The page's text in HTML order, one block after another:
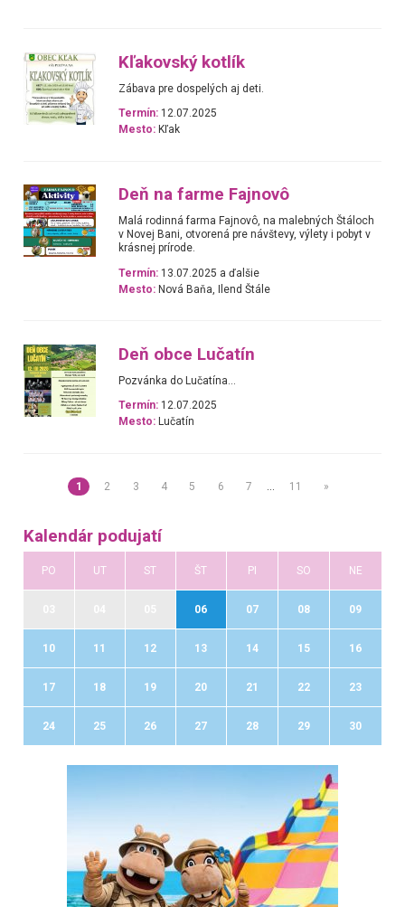
Kľakovský kotlík
Zábava pre dospelých aj deti.
Termín: 12.07.2025
Mesto: Kľak
Deň na farme Fajnovô
Malá rodinná farma Fajnovô, na malebných Štáloch
v Novej Bani, otvorená pre návštevy, výlety i pobyt v
krásnej prírode.
Termín: 13.07.2025 a ďalšie
Mesto: Nová Baňa, Ilend Štále
Deň obce Lučatín
Pozvánka do Lučatína...
Termín: 12.07.2025
Mesto: Lučatín
1 2 3 4 5 6 7 11 »
Kalendár podujatí
PO UT ST ŠT PI SO NE
06 07 08 09
10 11 12 13 14 15 16
17 18 19 20 21 22 23
24 25 26 27 28 29 30